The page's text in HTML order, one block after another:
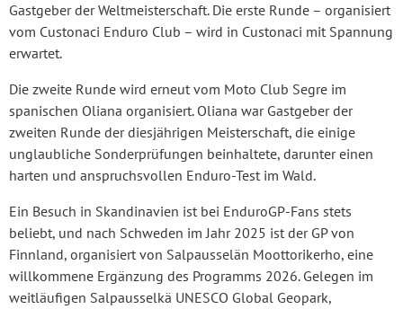
Gastgeber der Weltmeisterschaft. Die erste Runde – organisiert
vom Custonaci Enduro Club – wird in Custonaci mit Spannung
erwartet.
Die zweite Runde wird erneut vom Moto Club Segre im
spanischen Oliana organisiert. Oliana war Gastgeber der
zweiten Runde der diesjährigen Meisterschaft, die einige
unglaubliche Sonderprüfungen beinhaltete, darunter einen
harten und anspruchsvollen Enduro-Test im Wald.
Ein Besuch in Skandinavien ist bei EnduroGP-Fans stets
beliebt, und nach Schweden im Jahr 2025 ist der GP von
Finnland, organisiert von Salpausselän Moottorikerho, eine
willkommene Ergänzung des Programms 2026. Gelegen im
weitläufigen Salpausselkä UNESCO Global Geopark,